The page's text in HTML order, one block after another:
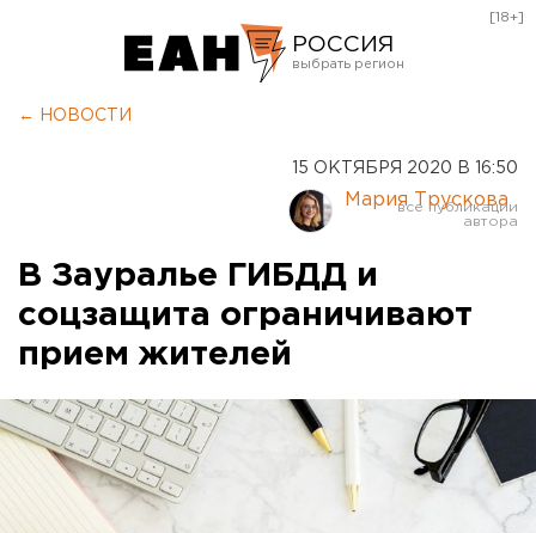
РОССИЯ
Курган
Оренбург
[18+]
← НОВОСТИ
15 ОКТЯБРЯ 2020 В 16:50
Мария Трускова
В Зауралье ГИБДД и
соцзащита ограничивают
прием жителей